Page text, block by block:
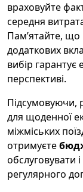
враховуйте
середня
Пам’ятайте, що
додаткових
вибір гарантує
перспективі.
Підсумовуючи,
для щоденної
міжміських
отримуєте
обслуговувати
регулярного